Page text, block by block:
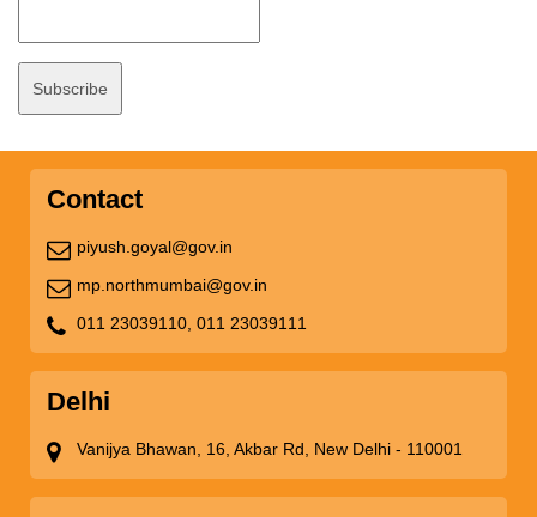
Contact
piyush.goyal@gov.in
mp.northmumbai@gov.in
011 23039110, 011 23039111
Delhi
Vanijya Bhawan, 16, Akbar Rd, New Delhi - 110001